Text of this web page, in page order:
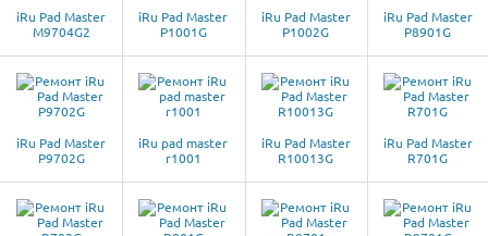
iRu Pad Master
M9704G2
iRu Pad Master
P1001G
iRu Pad Master
P1002G
iRu Pad Master
P8901G
iRu Pad Master
P9702G
iRu pad master
r1001
iRu Pad Master
R10013G
iRu Pad Master
R701G